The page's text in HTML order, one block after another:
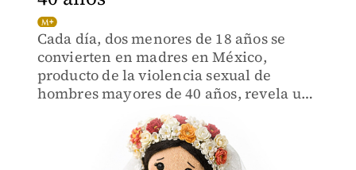
Cada día, dos menores de 18 años se
convierten en madres en México,
producto de la violencia sexual de
hombres mayores de 40 años, revela un
análisis de cifras oficiales realizado por